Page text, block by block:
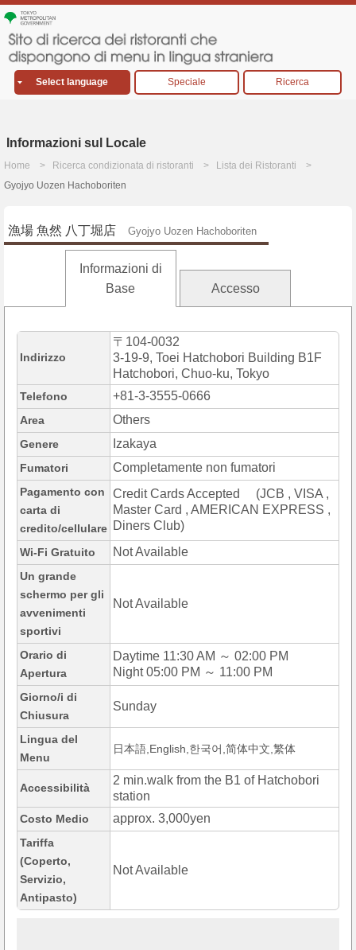
Select language Speciale Ricerca
Informazioni sul Locale
Home Ricerca condizionata di ristoranti
Lista dei Ristoranti
Gyojyo Uozen Hachoboriten
漁場 魚然 八丁堀店 Gyojyo Uozen Hachoboriten
Informazioni di
Base
Accesso
Indirizzo
〒104-0032
3-19-9, Toei Hatchobori Building B1F
Hatchobori, Chuo-ku, Tokyo
Telefono +81-3-3555-0666
Area Others
Genere Izakaya
Fumatori Completamente non fumatori
Pagamento con
carta di
credito/cellulare
Credit Cards Accepted (JCB , VISA ,
Master Card , AMERICAN EXPRESS ,
Diners Club)
Wi-Fi Gratuito Not Available
Un grande
schermo per gli
avvenimenti
sportivi
Not Available
Orario di
Apertura
Daytime 11:30 AM ～ 02:00 PM
Night 05:00 PM ～ 11:00 PM
Giorno/i di
Chiusura
Sunday
Lingua del
Menu
日本語,English,한국어,简体中文,繁体
Accessibilità
2 min.walk from the B1 of Hatchobori
station
Costo Medio approx. 3,000yen
Tariffa
(Coperto,
Servizio,
Antipasto)
Not Available